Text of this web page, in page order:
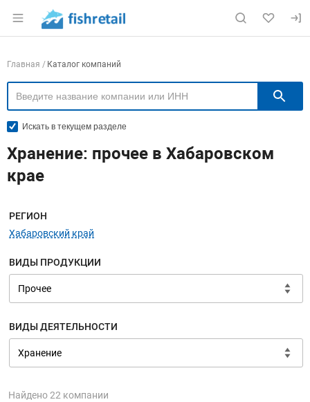
Раздел навигации по сайту fishretail.ru
Навигация по компаниям
Главная Каталог компаний
Искать в текущем разделе
Хранение: прочее в Хабаровском
крае
Меню навигации
РЕГИОН
Хабаровский край
ВИДЫ ПРОДУКЦИИ
ВИДЫ ДЕЯТЕЛЬНОСТИ
Найдено 22 компании